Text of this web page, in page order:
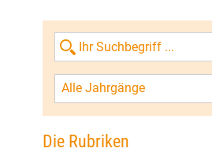
Alle Jahrgänge
Die Rubriken